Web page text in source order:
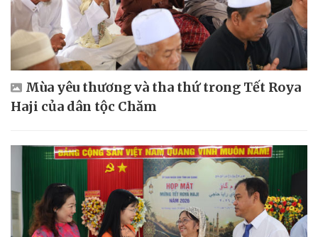
Mùa yêu thương và tha thứ trong Tết Roya
Haji của dân tộc Chăm